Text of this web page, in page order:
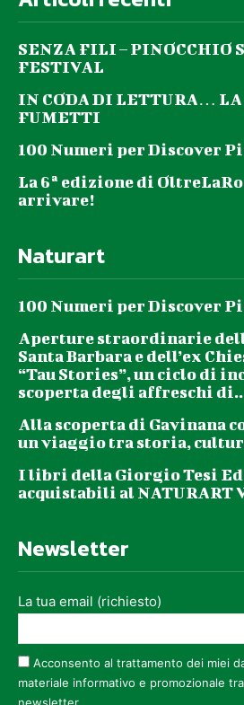
SENZA FILI – PINOCCHIO
FESTIVAL
IN CODA DI LETTURA… LA
FUMETTI
100 Numeri per Discover
La 6ª edizione di
arrivare!
Naturart
100 Numeri per Discover
Aperture straordinarie
Santa Barbara e dell’ex
“Tau Stories”, un ciclo di
scoperta degli affreschi
Alla scoperta di Gavinana
un viaggio tra storia,
I libri della Giorgio Tesi
acquistabili al NATURART
Newsletter
La tua email (richiesto)
Acconsento al trattamento dei miei
materiale informativo e promozionale